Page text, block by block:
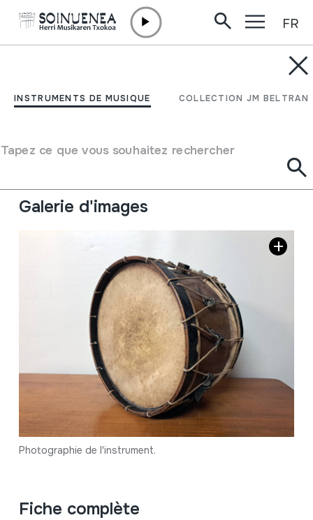
INSTRUMENTS DE MUSIQUE COLLECTION JM BELTRAN
Tapez ce que vous souhaitez rechercher
FR
ATABALA
Type d'instrument de musique
Membranophones
Galerie d'images
Photographie de l'instrument.
Fiche complète